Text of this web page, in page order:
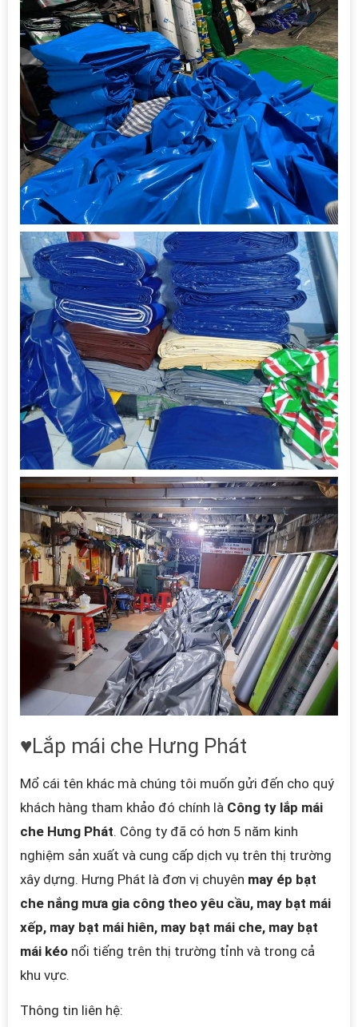
♥Lắp mái che Hưng Phát
Mổ cái tên khác mà chúng tôi muốn gửi đến cho quý
khách hàng tham khảo đó chính là Công ty lắp mái
che Hưng Phát. Công ty đã có hơn 5 năm kinh
nghiệm sản xuất và cung cấp dịch vụ trên thị trường
xây dựng. Hưng Phát là đơn vị chuyên may ép bạt
che nắng mưa gia công theo yêu cầu, may bạt mái
xếp, may bạt mái hiên, may bạt mái che, may bạt
mái kéo nổi tiếng trên thị trường tỉnh và trong cả
khu vực.
Thông tin liên hệ: